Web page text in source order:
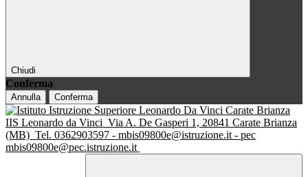
Chiudi
Conferma
Annulla Conferma
IIS Leonardo da Vinci Via A. De Gasperi 1, 20841 Carate Brianza
(MB) Tel. 0362903597 - mbis09800e@istruzione.it - pec
mbis09800e@pec.istruzione.it